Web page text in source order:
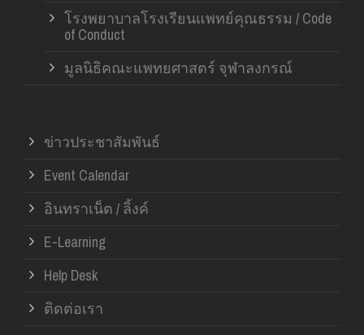
โรงพยาบาลโรงเรียนแพทย์คุณธรรม / Code
of Conduct
มูลนิธิคณะแพทยศาสตร์ จุฬาลงกรณ์
ข่าวประชาสัมพันธ์
Event Calendar
อินทราเน็ต / ลิ้งค์
E-Learning
Help Desk
ติดต่อเรา